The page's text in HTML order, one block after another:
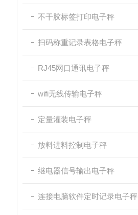
不干胶标签打印电子秤
扫码称重记录表格电子秤
RJ45网口通讯电子秤
wifi无线传输电子秤
定量灌装电子秤
放料进料控制电子秤
继电器信号输出电子秤
连接电脑软件定时记录电子秤